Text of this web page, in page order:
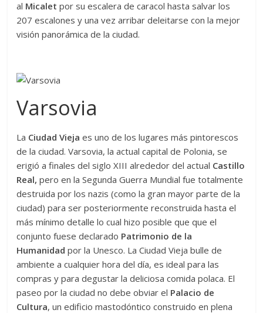
al Micalet por su escalera de caracol hasta salvar los
207 escalones y una vez arribar deleitarse con la mejor
visión panorámica de la ciudad.
Varsovia
La Ciudad Vieja es uno de los lugares más pintorescos
de la ciudad. Varsovia, la actual capital de Polonia, se
erigió a finales del siglo XIII alrededor del actual Castillo
Real,pero en la Segunda Guerra Mundial fue totalmente
destruida por los nazis (como la gran mayor parte de la
ciudad) para ser posteriormente reconstruida hasta el
más mínimo detalle lo cual hizo posible que que el
conjunto fuese declarado Patrimonio de la
Humanidad por la Unesco. La Ciudad Vieja bulle de
ambiente a cualquier hora del día, es ideal para las
compras y para degustar la deliciosa comida polaca. El
paseo por la ciudad no debe obviar el Palacio de
Cultura, un edificio mastodóntico construido en plena